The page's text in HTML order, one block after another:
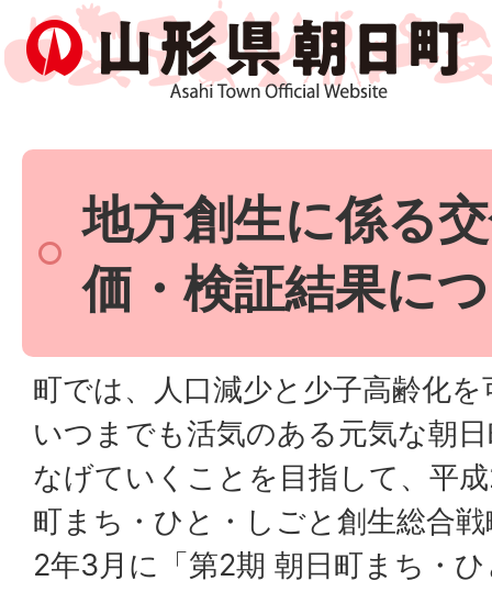
地方創生に係る
価・検証結果に
町では、人口減少と少子高齢化
いつまでも活気のある元気な朝
なげていくことを目指して、平
町まち・ひと・しごと創生総合
2年3月に「第2期 朝日町まち・